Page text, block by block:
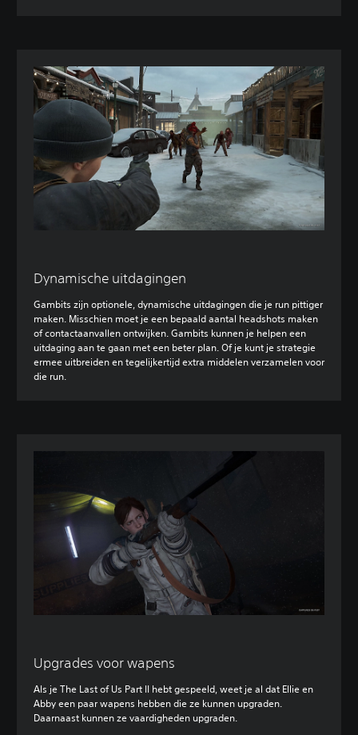
Dynamische uitdagingen
Gambits zijn optionele, dynamische uitdagingen die je run pittiger
maken. Misschien moet je een bepaald aantal headshots maken
of contactaanvallen ontwijken. Gambits kunnen je helpen een
uitdaging aan te gaan met een beter plan. Of je kunt je strategie
ermee uitbreiden en tegelijkertijd extra middelen verzamelen voor
die run.
Upgrades voor wapens
Als je The Last of Us Part II hebt gespeeld, weet je al dat Ellie en
Abby een paar wapens hebben die ze kunnen upgraden.
Daarnaast kunnen ze vaardigheden upgraden.